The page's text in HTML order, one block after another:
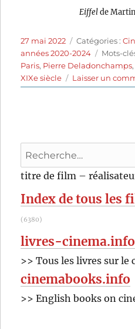
Eiffelde
Publié
le
27 mai 2022 Catégories
Catégories :
années 2020-2024
Mots-
Paris, Pierre Deladonchamps,
XIXe siècle
Laisser un
Recherche
pour
:
titre de film –
Index de tous les
(6380)
livres-cinema.info
>> Tous les livres sur le
cinemabooks.info
>> English books on